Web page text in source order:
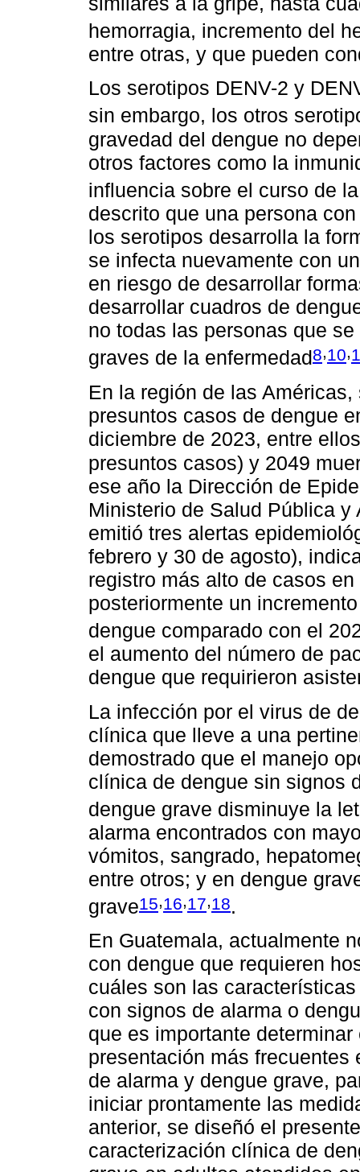
hemorragia, incremento del
entre otras, y que pueden
Los serotipos DENV-2 y
sin embargo, los otros
gravedad del dengue no
otros factores como la
influencia sobre el curso de
descrito que una persona
los serotipos desarrolla la
se infecta nuevamente con
en riesgo de desarrollar
desarrollar cuadros de
no todas las personas que
graves de la enfermedad8,10,
En la región de las
presuntos casos de dengue
diciembre de 2023, entre
presuntos casos) y 2049
ese año la Dirección de
Ministerio de Salud Pública
emitió tres alertas
febrero y 30 de agosto),
registro más alto de casos
posteriormente un
dengue comparado con el
el aumento del número de
dengue que requirieron
La infección por el virus de
clínica que lleve a una
demostrado que el manejo
clínica de dengue sin signos
dengue grave disminuye la
alarma encontrados con
vómitos, sangrado,
entre otros; y en dengue
grave15,16,17,18.
En Guatemala, actualmente
con dengue que requieren
cuáles son las
con signos de alarma o
que es importante
presentación más
de alarma y dengue grave,
iniciar prontamente las
anterior, se diseñó el
caracterización clínica de